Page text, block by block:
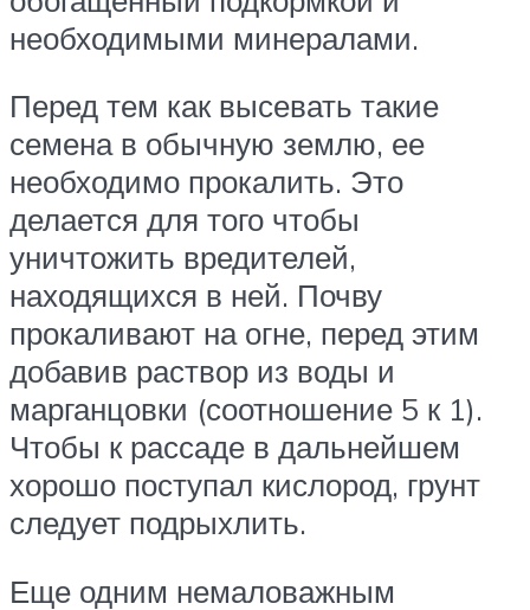
необходимыми минералами.
Перед тем как высевать такие
семена в обычную землю, ее
необходимо прокалить. Это
делается для того чтобы
уничтожить вредителей,
находящихся в ней. Почву
прокаливают на огне, перед этим
добавив раствор из воды и
марганцовки (соотношение 5 к 1).
Чтобы к рассаде в дальнейшем
хорошо поступал кислород, грунт
следует подрыхлить.
Еще одним немаловажным